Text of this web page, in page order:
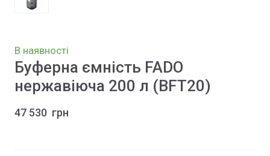
В наявності
Буферна ємність FADO
нержавіюча 200 л (BFT20)
47 530  грн